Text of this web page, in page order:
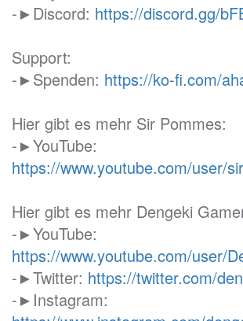
-►Discord: https://discord.gg/
Support:
-►Spenden: https://ko-fi.com/
Hier gibt es mehr Sir Pommes:
-►YouTube:
https://www.youtube.com/user/
Hier gibt es mehr Dengeki
-►YouTube:
https://www.youtube.com/user/
-►Twitter: https://twitter.com/
-►Instagram: